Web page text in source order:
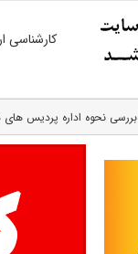
کارشناسی
بررسی نحوه اداره پردیس های